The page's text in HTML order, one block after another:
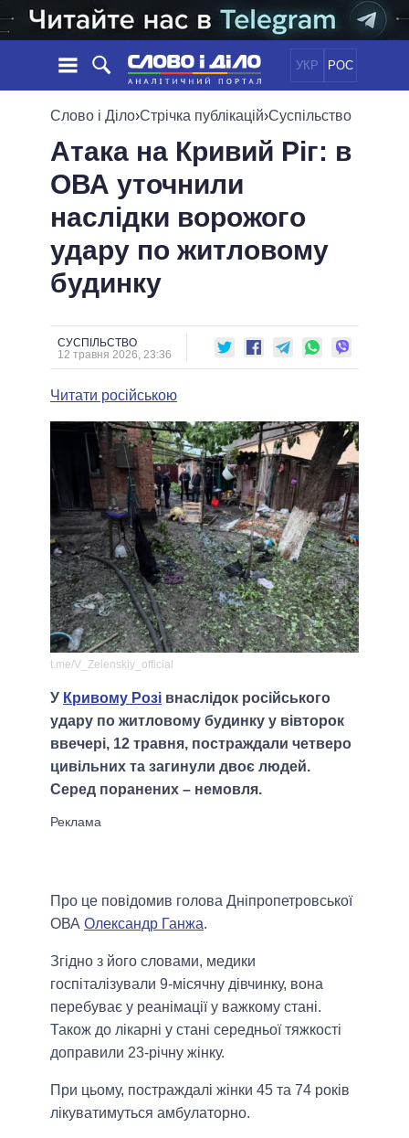
УКР РОС
НОВИНИ
СТРІЧКА
ПОДІЇ
СТАТТІ
ОГЛЯДИ
ДАЙДЖЕСТИ
ПОЛІТИКА
ЕКОНОМІКА
СУСПІЛЬСТВО
ОБIЦЯНКИ
ПОЛIТИКИ
УСІ ПОЛІТИКИ
ПРЕЗИДЕНТ І ОФІС
ВЕРХОВНА РАДА
ГОЛОВИ ОБЛАДМІНІСТРАЦІЙ
МЕРИ МІСТ
ВСІ ПЕРСОНИ
ІНФОГРАФІКА
ПОРІВНЯННЯ ПОЛІТИКІВ
Слово і Діло›Стрічка публікацій›Суспільство
Атака на Кривий Ріг: в
ОВА уточнили
наслідки ворожого
удару по житловому
будинку
СУСПІЛЬСТВО
12 травня 2026, 23:36
Читати російською
t.me/V_Zelenskiy_official
У Кривому Розі внаслідок російського
удару по житловому будинку у вівторок
ввечері, 12 травня, постраждали четверо
цивільних та загинули двоє людей.
Серед поранених – немовля.
Про це повідомив голова Дніпропетровської
ОВА Олександр Ганжа.
Згідно з його словами, медики
госпіталізували 9-місячну дівчинку, вона
перебуває у реанімації у важкому стані.
Також до лікарні у стані середньої тяжкості
доправили 23-річну жінку.
При цьому, постраждалі жінки 45 та 74 років
лікуватимуться амбулаторно.